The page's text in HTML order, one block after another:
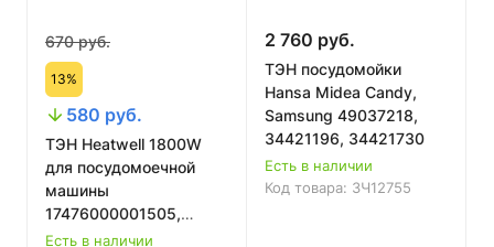
670 руб.
13%
580 руб.
ТЭН Heatwell 1800W
для посудомоечной
машины
17476000001505,
4055361572
Есть в наличии
2 760 руб.
ТЭН посудомойки
Hansa Midea Candy,
Samsung 49037218,
34421196, 34421730
Есть в наличии
Код товара: ЗЧ12755